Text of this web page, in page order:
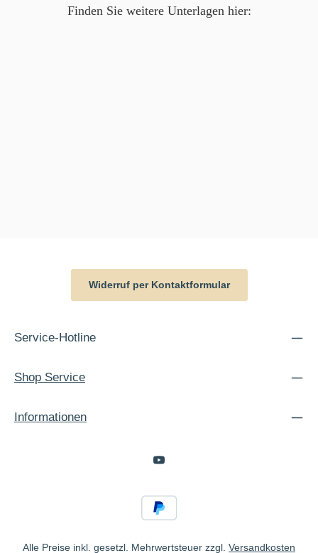
Finden Sie weitere Unterlagen hier:
Widerruf per Kontaktformular
Service-Hotline
Shop Service
Informationen
Alle Preise inkl. gesetzl. Mehrwertsteuer zzgl. Versandkosten